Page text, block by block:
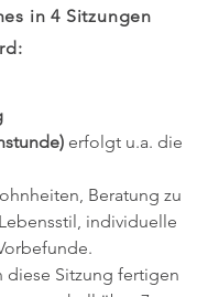
in 4 Sitzungen
erfolgt u.a. die
Beratung zu
individuelle
diese Sitzung fertigen